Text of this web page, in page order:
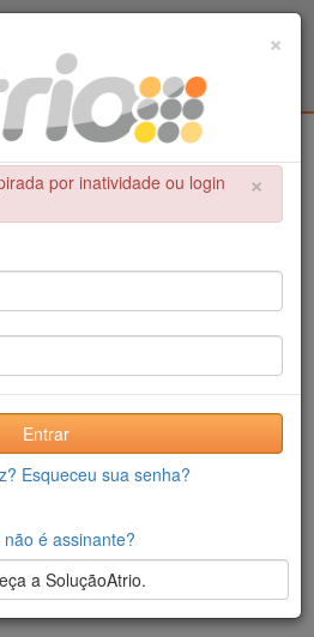
×
A OPERAÇÃO
por inatividade ou login não
×
×
por inatividade ou login
Entrar
Esqueceu sua senha?
não é assinante?
a SoluçãoAtrio.